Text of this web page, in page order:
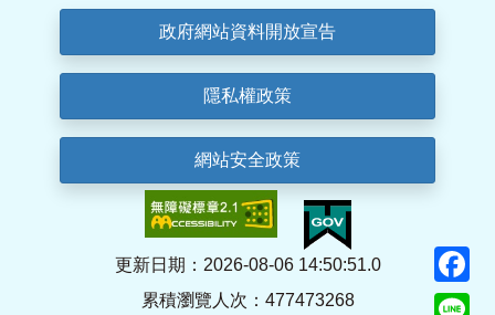
政府網站資料開放宣告
隱私權政策
網站安全政策
更新日期：2026-08-06 14:50:51.0
累積瀏覽人次：477473268